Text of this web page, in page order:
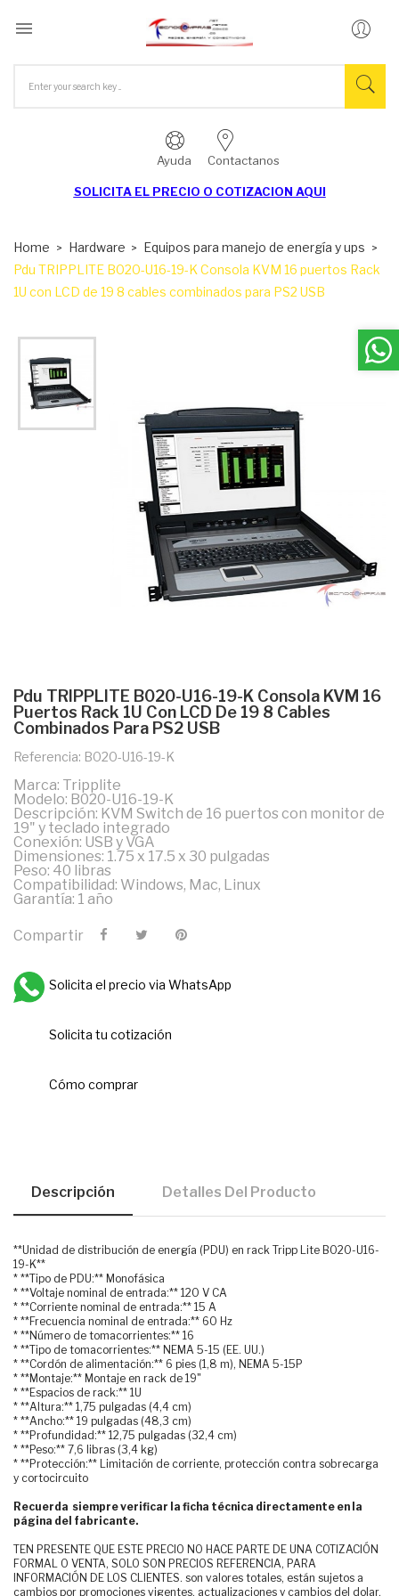

Ayuda Contactanos
SOLICITA EL PRECIO O COTIZACION AQUI
Home Hardware
Equipos para manejo de energía y ups
Pdu TRIPPLITE B020-U16-19-K Consola KVM 16 puertos Rack
1U con LCD de 19 8 cables combinados para PS2 USB
Pdu TRIPPLITE B020-U16-19-K Consola KVM 16
Puertos Rack 1U Con LCD De 19 8 Cables
Combinados Para PS2 USB
Referencia: B020-U16-19-K
Marca: Tripplite
Modelo: B020-U16-19-K
Descripción: KVM Switch de 16 puertos con monitor de
19" y teclado integrado
Conexión: USB y VGA
Dimensiones: 1.75 x 17.5 x 30 pulgadas
Peso: 40 libras
Compatibilidad: Windows, Mac, Linux
Garantía: 1 año
Compartir
Solicita el precio via WhatsApp
Solicita tu cotización
Cómo comprar
Descripción Detalles Del Producto
**Unidad de distribución de energía (PDU) en rack Tripp Lite B020-U16-
19-K**
* **Tipo de PDU:** Monofásica
* **Voltaje nominal de entrada:** 120 V CA
* **Corriente nominal de entrada:** 15 A
* **Frecuencia nominal de entrada:** 60 Hz
* **Número de tomacorrientes:** 16
* **Tipo de tomacorrientes:** NEMA 5-15 (EE. UU.)
* **Cordón de alimentación:** 6 pies (1,8 m), NEMA 5-15P
* **Montaje:** Montaje en rack de 19"
* **Espacios de rack:** 1U
* **Altura:** 1,75 pulgadas (4,4 cm)
* **Ancho:** 19 pulgadas (48,3 cm)
* **Profundidad:** 12,75 pulgadas (32,4 cm)
* **Peso:** 7,6 libras (3,4 kg)
* **Protección:** Limitación de corriente, protección contra sobrecarga
y cortocircuito
Recuerda siempre verificar la ficha técnica directamente en la
página del fabricante.
TEN PRESENTE QUE ESTE PRECIO NO HACE PARTE DE UNA COTIZACIÓN
FORMAL O VENTA, SOLO SON PRECIOS REFERENCIA, PARA
INFORMACIÓN DE LOS CLIENTES. son valores totales, están sujetos a
cambios por promociones vigentes, actualizaciones y cambios del dolar.